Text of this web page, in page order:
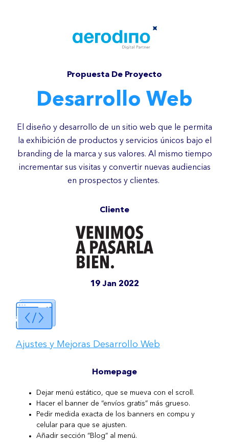
Propuesta De Proyecto
Desarrollo Web
El diseño y desarrollo de un sitio web que le permita
la exhibición de productos y servicios únicos bajo el
branding de la marca y sus valores. Al mismo tiempo
incrementar sus visitas y convertir nuevas audiencias
en prospectos y clientes.
Cliente
19 Jan 2022
Ajustes y Mejoras Desarrollo Web
Homepage
Dejar menú estático, que se mueva con el scroll.
Hacer el banner de “envíos gratis” más grueso.
Pedir medida exacta de los banners en compu y
celular para que se ajusten.
Añadir sección “Blog” al menú.